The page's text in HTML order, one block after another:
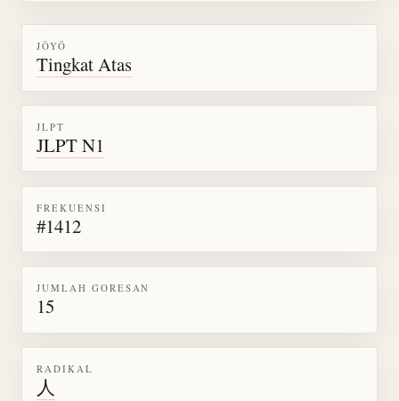
JŌYŌ
Tingkat Atas
JLPT
JLPT N1
FREKUENSI
#1412
JUMLAH GORESAN
15
RADIKAL
人